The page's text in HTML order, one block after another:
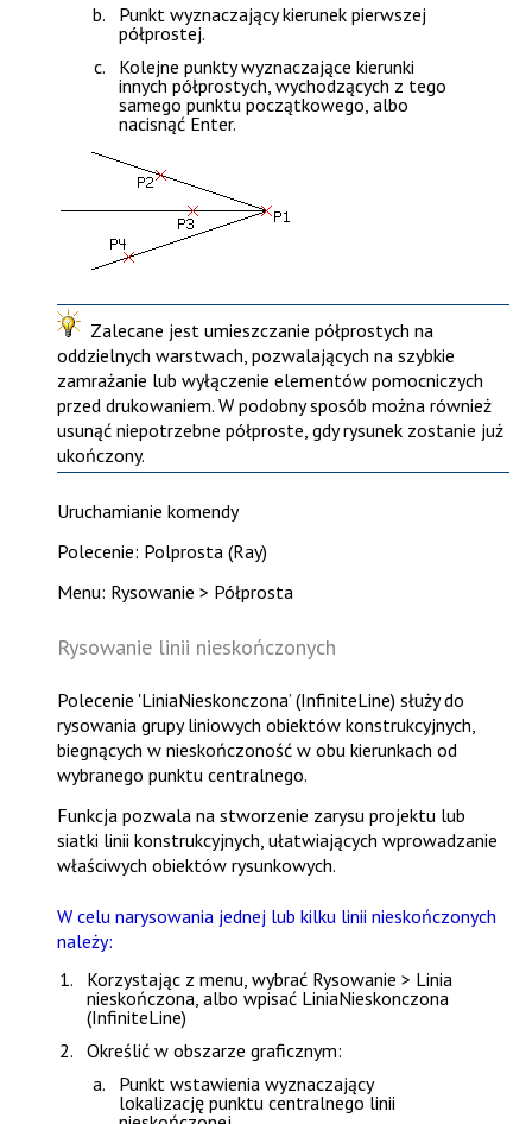
Punkt wyznaczający kierunek pierwszej
półprostej.
Kolejne punkty wyznaczające kierunki
innych półprostych, wychodzących z tego
samego punktu początkowego, albo
nacisnąć Enter.
Zalecane jest umieszczanie półprostych na
oddzielnych warstwach, pozwalających na szybkie
zamrażanie lub wyłączenie elementów pomocniczych
przed drukowaniem. W podobny sposób można również
usunąć niepotrzebne półproste, gdy rysunek zostanie już
ukończony.
Uruchamianie komendy
Polecenie: Polprosta (Ray)
Menu: Rysowanie > Półprosta
Rysowanie linii nieskończonych
Polecenie 'LiniaNieskonczona’ (InfiniteLine) służy do
rysowania grupy liniowych obiektów konstrukcyjnych,
biegnących w nieskończoność w obu kierunkach od
wybranego punktu centralnego.
Funkcja pozwala na stworzenie zarysu projektu lub
siatki linii konstrukcyjnych, ułatwiających wprowadzanie
właściwych obiektów rysunkowych.
W celu narysowania jednej lub kilku linii nieskończonych
należy:
Korzystając z menu, wybrać Rysowanie > Linia
nieskończona, albo wpisać LiniaNieskonczona
(InfiniteLine)
Określić w obszarze graficznym:
Punkt wstawienia wyznaczający
lokalizację punktu centralnego linii